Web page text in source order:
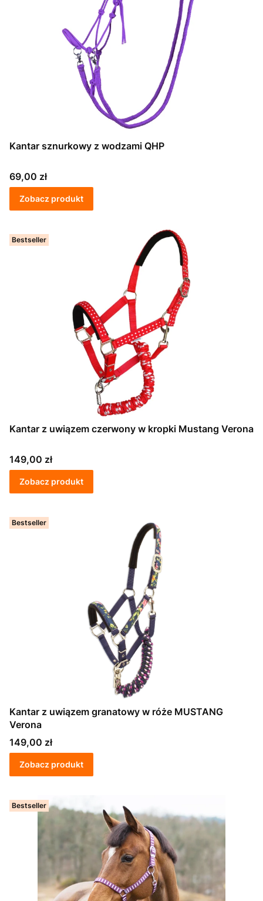
Kantar sznurkowy z wodzami QHP
Cena
69,00 zł
Zobacz produkt
Bestseller
Kantar z uwiązem czerwony w kropki Mustang Verona
Cena
149,00 zł
Zobacz produkt
Bestseller
Kantar z uwiązem granatowy w róże MUSTANG
Verona
Cena
149,00 zł
Zobacz produkt
Bestseller